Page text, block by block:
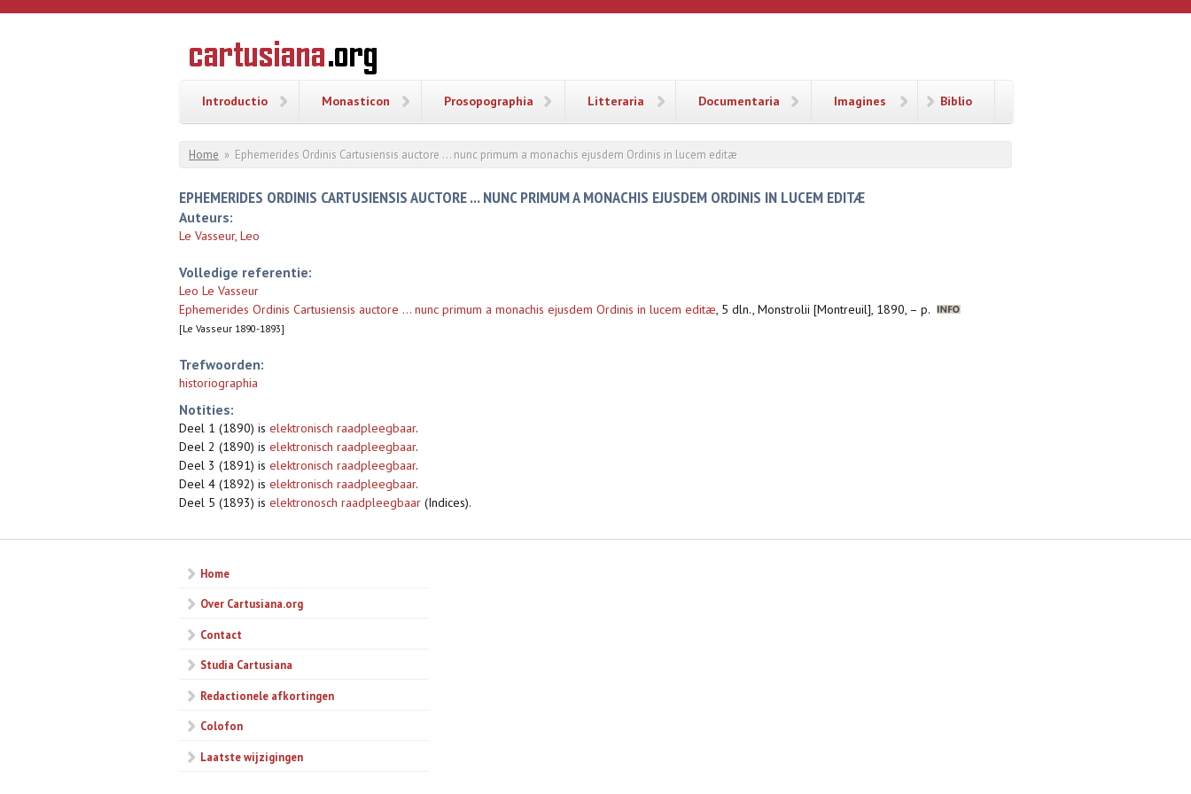
Overslaan en naar de inhoud gaan
CARTUSIANA
Geschiedenis
van de
Introductio Monasticon Prosopographia Litteraria Documentaria Imagines Biblio
U bent hier
Home » Ephemerides Ordinis Cartusiensis auctore ... nunc primum a monachis ejusdem Ordinis in lucem editæ
EPHEMERIDES ORDINIS CARTUSIENSIS AUCTORE ... NUNC PRIMUM A MONACHIS EJUSDEM ORDINIS IN LUCEM EDITÆ
Auteurs:
Le Vasseur, Leo
Volledige referentie:
Leo Le Vasseur
Ephemerides Ordinis Cartusiensis auctore ... nunc primum a monachis ejusdem Ordinis in lucem editæ, 5 dln., Monstrolii [Montreuil], 1890, – p.
[Le Vasseur 1890-1893]
Trefwoorden:
historiographia
Notities:
Deel 1 (1890) is elektronisch raadpleegbaar.
Deel 2 (1890) is elektronisch raadpleegbaar.
Deel 3 (1891) is elektronisch raadpleegbaar.
Deel 4 (1892) is elektronisch raadpleegbaar.
Deel 5 (1893) is elektronosch raadpleegbaar (Indices).
Home
Over Cartusiana.org
Contact
Studia Cartusiana
Redactionele afkortingen
Colofon
Laatste wijzigingen